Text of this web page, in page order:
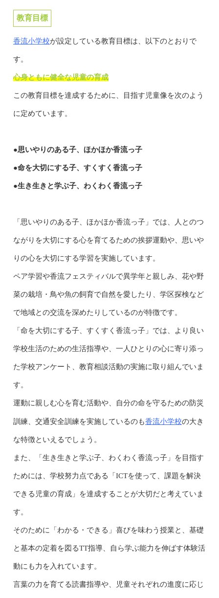
教育目標
香流小学校が設定している教育目標は、以下のとおりで
す。
心身ともに健全な児童の育成
この教育目標を達成するために、目指す児童像を次のよう
に定めています。
●思いやりのある子、ほかほか香流っ子
●命を大切にする子、すくすく香流っ子
●生き生きと学ぶ子、わくわく香流っ子
「思いやりのある子、ほかほか香流っ子」では、人とのつ
ながりを大切にする心を育てるための挨拶運動や、思いや
りの心を大切にする学習を実施しています。
ペア学習や香流フェスティバルで異学年と親しみ、花や野
菜の栽培・鳥や魚の飼育で自然を愛したり、学区探検など
で地域との交流を深めたりしているのが特徴です。
「命を大切にする子、すくすく香流っ子」では、より良い
学校生活のための生活指導や、一人ひとりの心に寄り添っ
た学校アンケート、教育相談活動の実施に取り組んでいま
す。
運動に親しむ心を育む活動や、自分の命を守るための防災
訓練、交通安全訓練を実施しているのも香流小学校の大き
な特徴といえるでしょう。
また、「生き生きと学ぶ子、わくわく香流っ子」を目指す
ためには、学校努力点である「ICTを使って、課題を解決
できる児童の育成」を達成することが大切だと考えていま
す。
そのために「わかる・できる」喜びを味わう授業と、基礎
と基本の定着を図るTT指導、自ら学ぶ能力を伸ばす体験活
動にも力を入れています。
言葉の力を育てる読書指導や、児童それぞれの進度に応じ